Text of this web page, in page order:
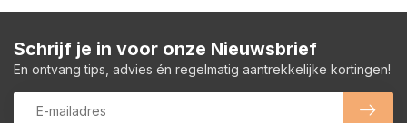
Schrijf je in voor onze Nieuwsbrief
En ontvang tips, advies én regelmatig aantrekkelijke kortingen!